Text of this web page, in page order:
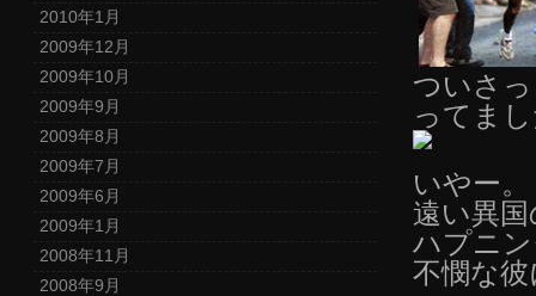
2010年1月
2009年12月
2009年10月
2009年9月
2009年8月
2009年7月
2009年6月
2009年1月
2008年11月
2008年9月
ついさ
ってま
いやー。
遠い異
ハプニ
不憫な